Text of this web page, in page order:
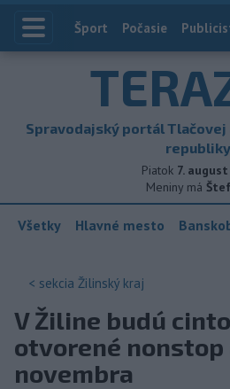
Index
Šport Počasie
Spravodajský portál
republiky
Piatok 7.
Meniny má
Všetky Hlavné mesto
< sekcia Žilinský kraj
V Žiline budú
otvorené nonstop
novembra